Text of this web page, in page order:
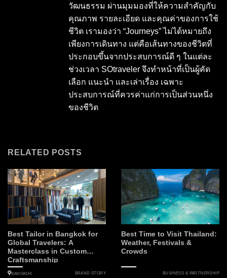
วัฒนธรรม ผ่านมุมมองที่ให้ความสำคัญกับ
คุณภาพ รายละเอียด และคุณค่าของการใช้
ชีวิต เรามองว่า “Journeys” ไม่ได้หมายถึง
เพียงการเดินทาง แต่คือเส้นทางของชีวิตที่
ประกอบขึ้นจากประสบการณ์ดี ๆ ในแต่ละ
ช่วงเวลา SOtraveler จึงทำหน้าที่เป็นผู้คัด
เลือก แนะนำ และเล่าเรื่อง เฉพาะ
ประสบการณ์ที่ควรค่าแก่การเป็นส่วนหนึ่ง
ของชีวิต
RELATED POSTS
Best Tailor in Bangkok for
Global Travelers: A
Masterclass in Custom
Craftsmanship
BANGKOK BRAND STORY
Best Time to Visit Thailand:
Weather, Festivals &
Crowds
BUSINESS & PARTNERSHIP